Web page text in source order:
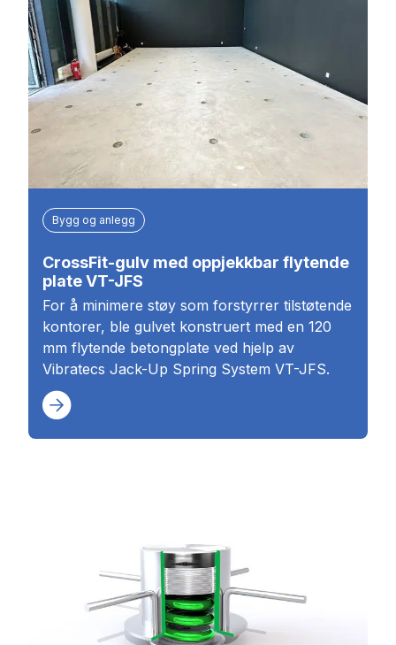
Bygg og anlegg
CrossFit-gulv med oppjekkbar flytende
plate VT-JFS
For å minimere støy som forstyrrer tilstøtende
kontorer, ble gulvet konstruert med en 120
mm flytende betongplate ved hjelp av
Vibratecs Jack-Up Spring System VT-JFS.